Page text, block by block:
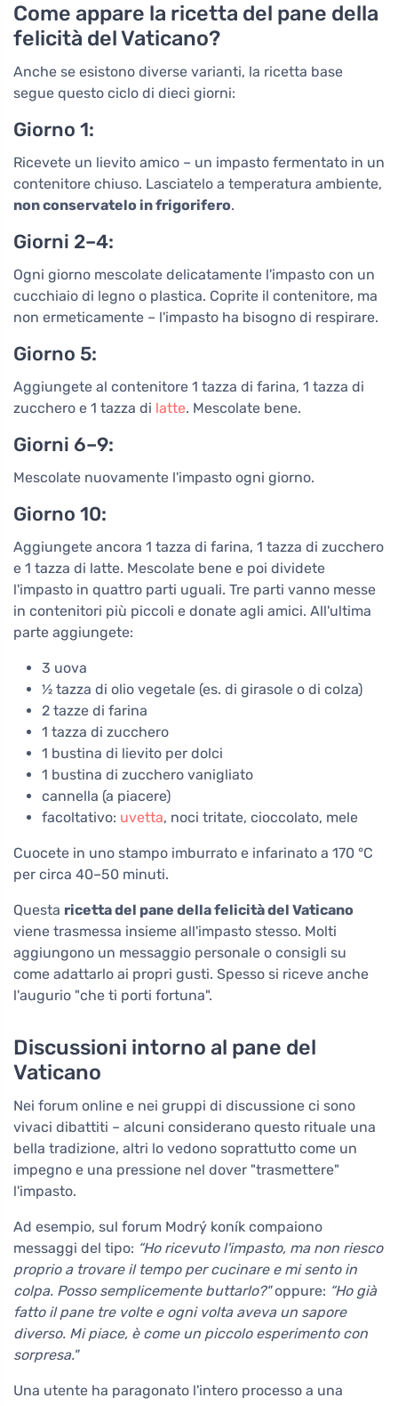
Come appare la ricetta del pane della
felicità del Vaticano?
Anche se esistono diverse varianti, la ricetta base
segue questo ciclo di dieci giorni:
Giorno 1:
Ricevete un lievito amico – un impasto fermentato in un
contenitore chiuso. Lasciatelo a temperatura ambiente,
non conservatelo in frigorifero.
Giorni 2–4:
Ogni giorno mescolate delicatamente l'impasto con un
cucchiaio di legno o plastica. Coprite il contenitore, ma
non ermeticamente – l'impasto ha bisogno di respirare.
Giorno 5:
Aggiungete al contenitore 1 tazza di farina, 1 tazza di
zucchero e 1 tazza di latte. Mescolate bene.
Giorni 6–9:
Mescolate nuovamente l'impasto ogni giorno.
Giorno 10:
Aggiungete ancora 1 tazza di farina, 1 tazza di zucchero
e 1 tazza di latte. Mescolate bene e poi dividete
l'impasto in quattro parti uguali. Tre parti vanno messe
in contenitori più piccoli e donate agli amici. All'ultima
parte aggiungete:
3 uova
½ tazza di olio vegetale (es. di girasole o di colza)
2 tazze di farina
1 tazza di zucchero
1 bustina di lievito per dolci
1 bustina di zucchero vanigliato
cannella (a piacere)
facoltativo: uvetta, noci tritate, cioccolato, mele
Cuocete in uno stampo imburrato e infarinato a 170 °C
per circa 40–50 minuti.
Questa ricetta del pane della felicità del Vaticano
viene trasmessa insieme all'impasto stesso. Molti
aggiungono un messaggio personale o consigli su
come adattarlo ai propri gusti. Spesso si riceve anche
l'augurio "che ti porti fortuna".
Discussioni intorno al pane del
Vaticano
Nei forum online e nei gruppi di discussione ci sono
vivaci dibattiti – alcuni considerano questo rituale una
bella tradizione, altri lo vedono soprattutto come un
impegno e una pressione nel dover "trasmettere"
l'impasto.
Ad esempio, sul forum Modrý koník compaiono
messaggi del tipo: “Ho ricevuto l'impasto, ma non riesco
proprio a trovare il tempo per cucinare e mi sento in
colpa. Posso semplicemente buttarlo?"oppure: “Ho già
fatto il pane tre volte e ogni volta aveva un sapore
diverso. Mi piace, è come un piccolo esperimento con
sorpresa."
Una utente ha paragonato l'intero processo a una